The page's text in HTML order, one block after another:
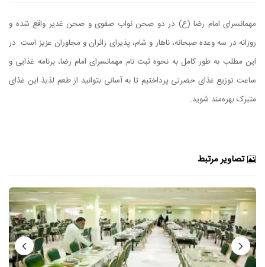
مهمانسرای امام رضا (ع) در دو صحن نواب صفوی و صحن غدیر واقع شده و
روزانه در سه وعده صبحانه، ناهار و شام، پذیرای زائران و مجاوران عزیز است. در
این مطلب به طور کامل به نحوه ثبت نام مهمانسرای امام رضا، برنامه غذایی و
ساعت توزیع غذای حضرتی پرداختیم تا به آسانی بتوانید از طعم لذیذ این غذای
متبرک بهره‌مند شوید.
تصاویر مرتبط